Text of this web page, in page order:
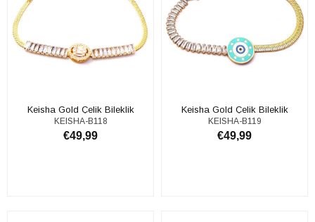
Keisha Gold Çelik Bileklik
KEISHA-B118
€49,99
Keisha Gold Çelik Bileklik
KEISHA-B119
€49,99